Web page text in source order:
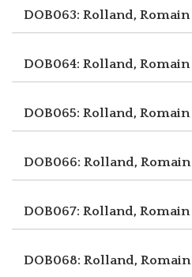
DOB063: Rolland, Romain
DOB064: Rolland, Romain
DOB065: Rolland, Romain
DOB066: Rolland, Romain
DOB067: Rolland, Romain
DOB068: Rolland, Romain